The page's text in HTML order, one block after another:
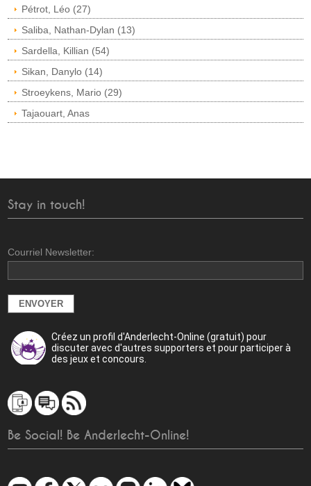
Pétrot, Léo (27)
Saliba, Nathan-Dylan (13)
Sardella, Killian (54)
Sikan, Danylo (14)
Stroeykens, Mario (29)
Tajaouart, Anas
Stay in touch!
Courriel Newsletter:
Créez un profil d'Anderlecht-Online (gratuit) pour
discuter avec d'autres supporters et pour participer à
des jeux et concours.
Be Social! Be Anderlecht-Online!